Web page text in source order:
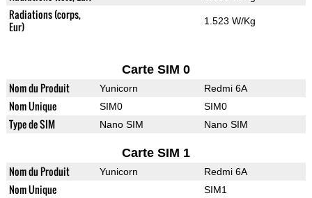
Radiations (corps,
Eur)
1.523 W/Kg
Carte SIM 0
Nom du Produit Yunicorn Redmi 6A
Nom Unique SIM0 SIM0
Type de SIM Nano SIM Nano SIM
Carte SIM 1
Nom du Produit Yunicorn Redmi 6A
Nom Unique SIM1